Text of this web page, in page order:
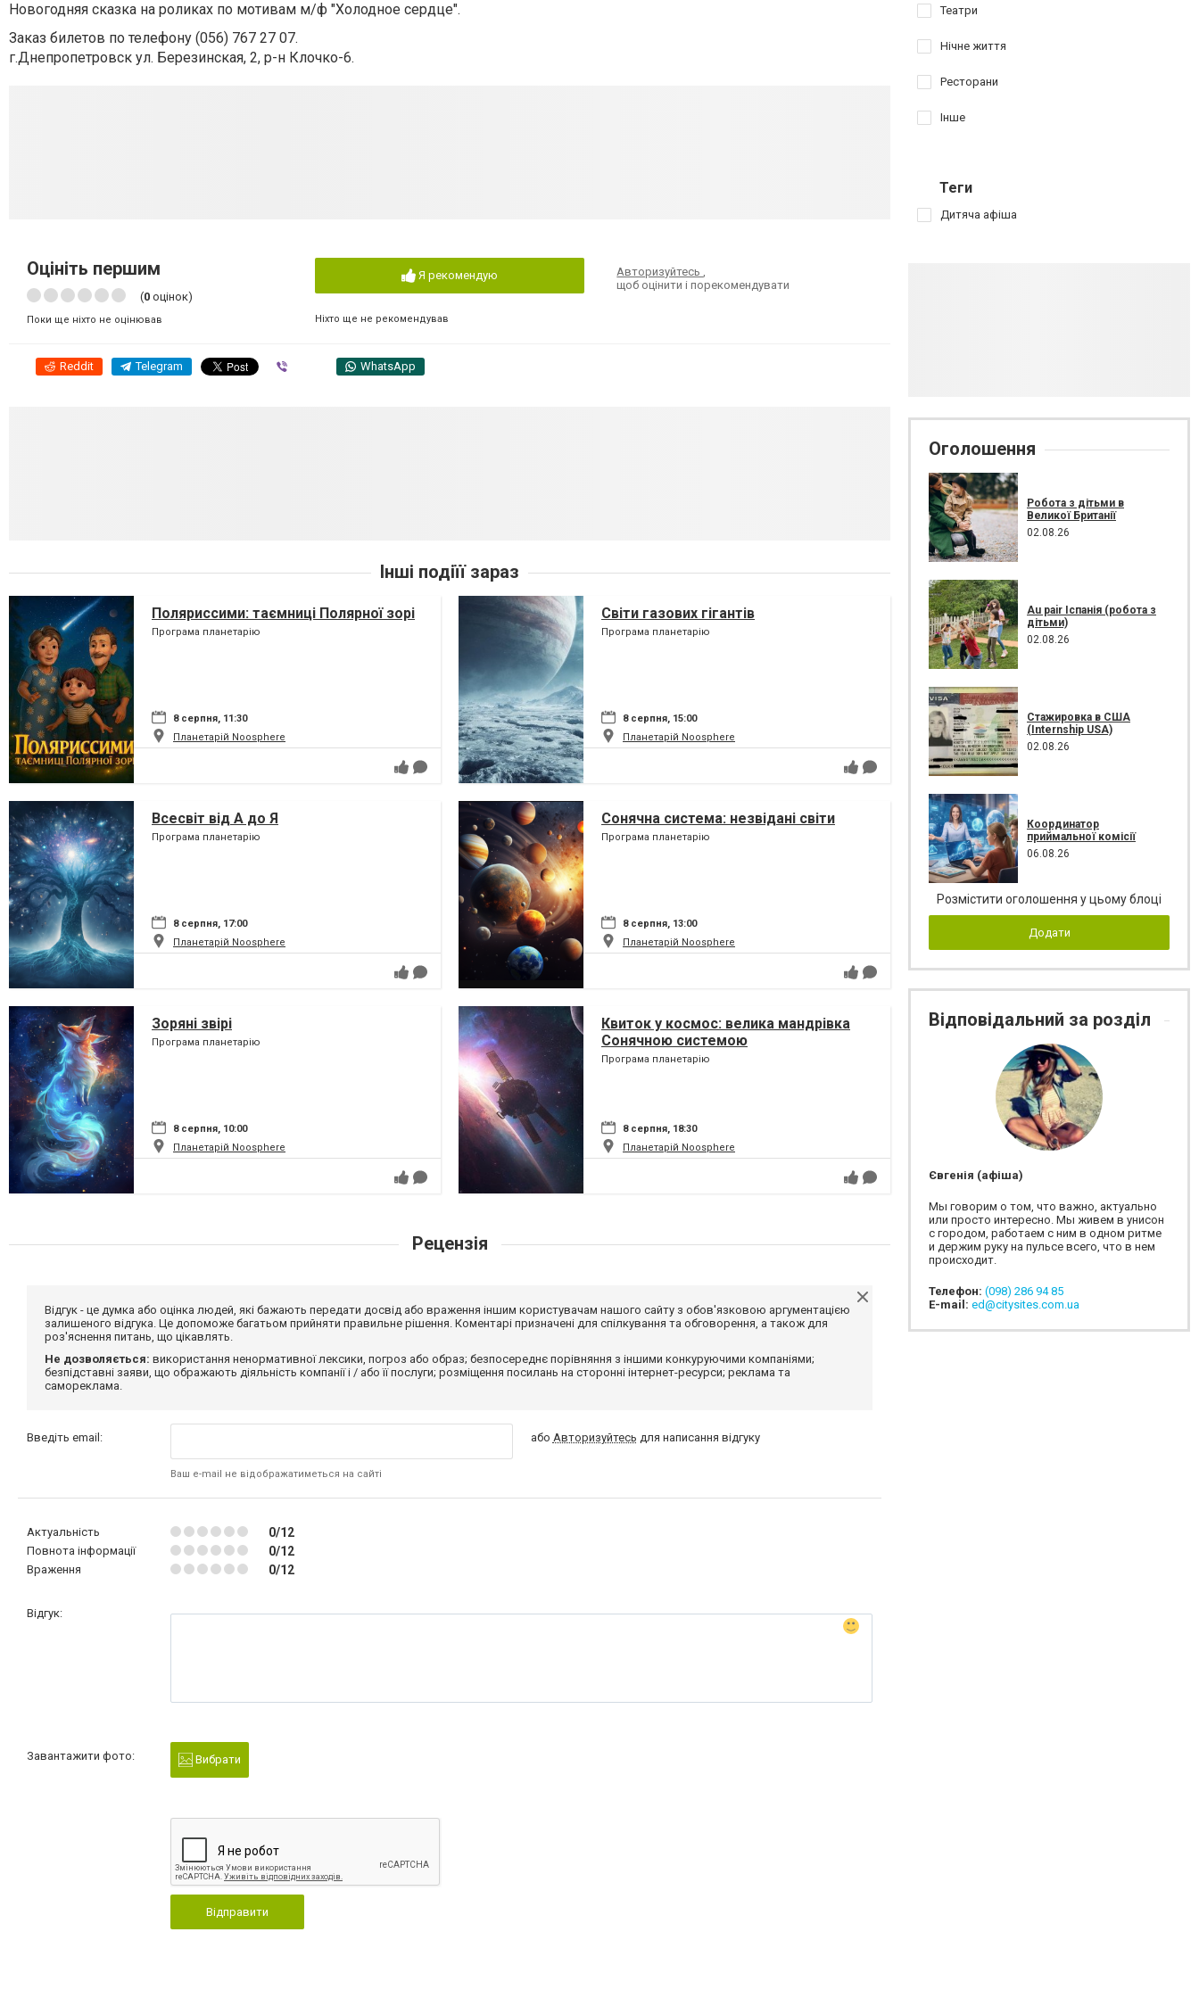
Новогодняя сказка на роликах по мотивам м/ф "Холодное сердце".
Заказ билетов по телефону (056) 767 27 07.
г.Днепропетровск ул. Березинская, 2, р-н Клочко-6.
Оцініть першим
(0 оцінок)
Поки ще ніхто не оцінював
Я рекомендую
Ніхто ще не рекомендував
Авторизуйтесь
щоб оцінити і порекомендувати
Reddit Telegram WhatsApp
Інші подіїї зараз
Поляриссими: таємниці Полярної зорі
Програма планетарію
8 серпня, 11:30
Планетарій Noosphere
Світи газових гігантів
Програма планетарію
8 серпня, 15:00
Планетарій Noosphere
Всесвіт від А до Я
Програма планетарію
8 серпня, 17:00
Планетарій Noosphere
Сонячна система: незвідані світи
Програма планетарію
8 серпня, 13:00
Планетарій Noosphere
Зоряні звірі
Програма планетарію
8 серпня, 10:00
Планетарій Noosphere
Квиток у космос: велика мандрівка
Сонячною системою
Програма планетарію
8 серпня, 18:30
Планетарій Noosphere
Рецензія
Відгук - це думка або оцінка людей, які бажають передати досвід або враження іншим користувачам нашого сайту з обов'язковою аргументацією
залишеного відгука. Це допоможе багатьом прийняти правильне рішення. Коментарі призначені для спілкування та обговорення, а також для
роз'яснення питань, що цікавлять.
Не дозволяється: використання ненормативної лексики, погроз або образ; безпосереднє порівняння з іншими конкуруючими компаніями;
безпідставні заяви, що ображають діяльність компанії і / або її послуги; розміщення посилань на сторонні інтернет-ресурси; реклама та
самореклама.
Введіть email:
Ваш e-mail не відображатиметься на сайті
або Авторизуйтесь для написання відгуку
Актуальність 0/12
Повнота інформації 0/12
Враження 0/12
Відгук:
Завантажити фото: Вибрати
Відправити
Театри
Нічне життя
Ресторани
Інше
Теги
Дитяча афіша
Оголошення
Робота з дітьми в
Великої Британії
02.08.26
Au pair Іспанія (робота з
дітьми)
02.08.26
Стажировка в США
(Internship USA)
02.08.26
Координатор
приймальної комісії
06.08.26
Розмістити оголошення у цьому блоці
Додати
Відповідальний за розділ
Євгенія (афіша)
Мы говорим о том, что важно, актуально
или просто интересно. Мы живем в унисон
с городом, работаем с ним в одном ритме
и держим руку на пульсе всего, что в нем
происходит.
Телефон: (098) 286 94 85
E-mail: ed@citysites.com.ua